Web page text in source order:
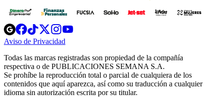
Opens
in
new
Opens
in
new
Opens
in
new
window
Opens
new
windowwindow
Aviso de Privacidad
new
window
Todas las marcas registradas son propiedad de la compañía
respectiva o de PUBLICACIONES SEMANA S.A.
Se prohíbe la reproducción total o parcial de cualquiera de los
contenidos que aquí aparezca, así como su traducción a cualquier
idioma sin autorización escrita por su titular.